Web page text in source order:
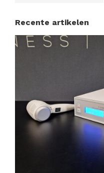
Recente artikelen